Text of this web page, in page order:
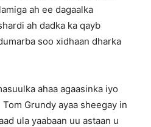
ah ee dagaalka
ah dadka ka qayb
soo xidhaan dharka
ahaa agaasinka iyo
Grundy ayaa sheegay in
ula yaabaan uu astaan u